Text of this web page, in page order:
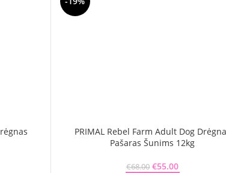
was:
PRIMAL Rebel Farm Adult Dog
Pašaras Šunims 12kg
€68.00
Original price
€55.00